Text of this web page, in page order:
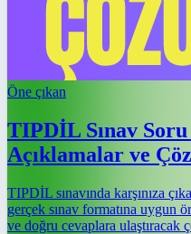
Öne çıkan
TIPDİL Sınav
Açıklamalar ve
TIPDİL sınavında karşınıza
gerçek sınav formatına uygun
ve doğru cevaplara